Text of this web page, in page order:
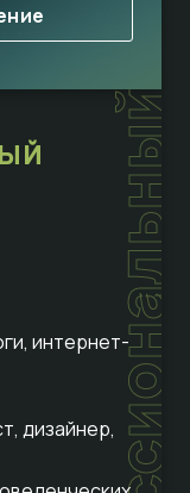
интернет-
дизайнер,